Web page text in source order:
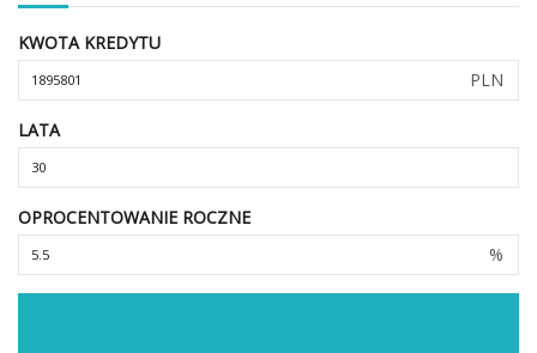
KWOTA KREDYTU
PLN
LATA
OPROCENTOWANIE ROCZNE
%